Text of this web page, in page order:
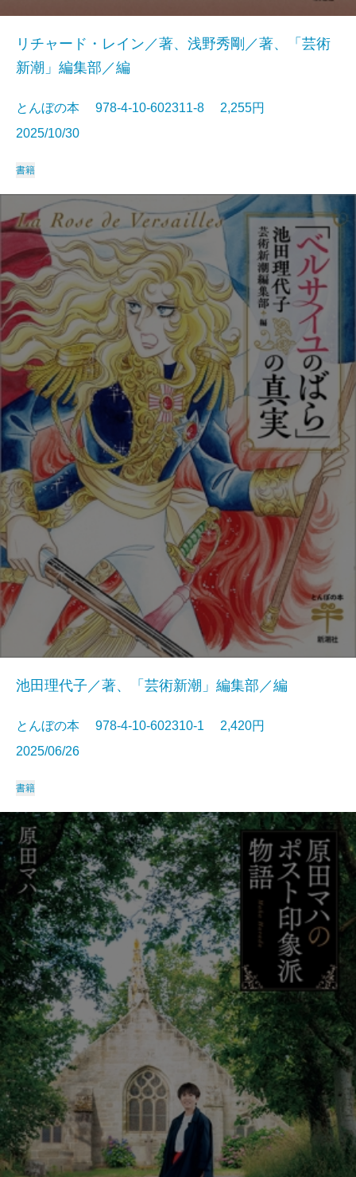
リチャード・レイン／著、浅野秀剛／著、「芸術
新潮」編集部／編
とんぼの本 978-4-10-602311-8 2,255円
2025/10/30
書籍
池田理代子／著、「芸術新潮」編集部／編
とんぼの本 978-4-10-602310-1 2,420円
2025/06/26
書籍